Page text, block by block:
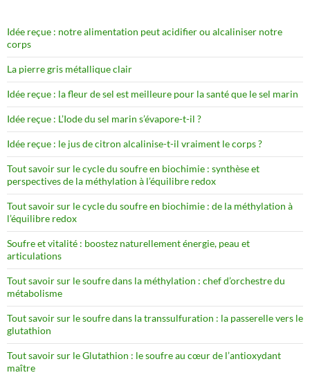
Idée reçue : notre alimentation peut acidifier ou alcaliniser notre
corps
La pierre gris métallique clair
Idée reçue : la fleur de sel est meilleure pour la santé que le sel marin
Idée reçue : L’Iode du sel marin s’évapore-t-il ?
Idée reçue : le jus de citron alcalinise-t-il vraiment le corps ?
Tout savoir sur le cycle du soufre en biochimie : synthèse et
perspectives de la méthylation à l’équilibre redox
Tout savoir sur le cycle du soufre en biochimie : de la méthylation à
l’équilibre redox
Soufre et vitalité : boostez naturellement énergie, peau et
articulations
Tout savoir sur le soufre dans la méthylation : chef d’orchestre du
métabolisme
Tout savoir sur le soufre dans la transsulfuration : la passerelle vers le
glutathion
Tout savoir sur le Glutathion : le soufre au cœur de l’antioxydant
maître